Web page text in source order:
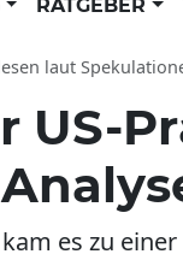
RATGEBER
laut Spekulationen:
US-
es zu